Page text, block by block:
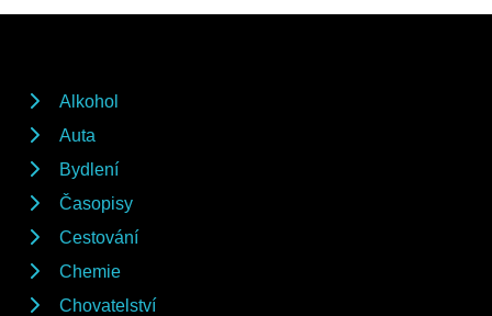
Alkohol
Auta
Bydlení
Časopisy
Cestování
Chemie
Chovatelství